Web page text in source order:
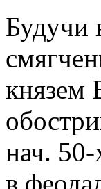
Будучи
князем
нач.
в